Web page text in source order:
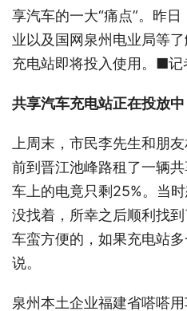
享汽车的一大“痛点”。昨
业以及国网泉州电业局等
充电站即将投入使用。■记
共享汽车充电站正在投放中
上周末，市民李先生和朋
前到晋江池峰路租了一辆
车上的电竟只剩25%。当
没找着，所幸之后顺利找
车蛮方便的，如果充电站
说。
泉州本土企业福建省嗒嗒